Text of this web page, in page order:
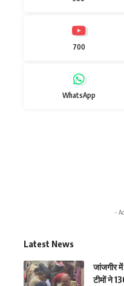
700
WhatsApp
-
Latest News
जांजगीर
टीमों ने